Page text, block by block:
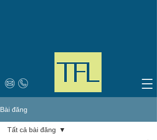
Bài đăng
Tất cả bài đăng